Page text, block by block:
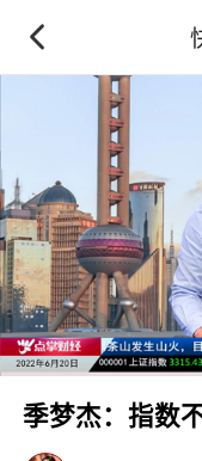
季梦杰：指数